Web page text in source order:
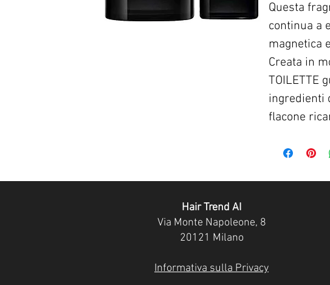
Questa
continua a
magnetica
Creata in
TOILETTE
ingredienti
flacone
Hair Trend AI
Via Monte Napoleone, 8
20121 Milano
Informativa sulla Privacy